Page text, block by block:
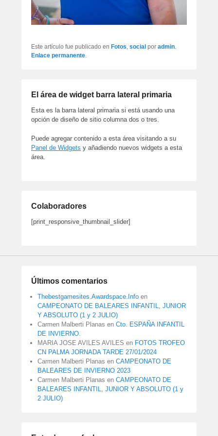
Este artículo fue publicado en Fotos social por admin
Enlace permanente
El área de widget barra lateral primaria
Esta es la barra lateral primaria si está usando una
opción de diseño de sitio columna dos o tres.
Puede agregar contenido a esta área visitando a su
Panel de Widgets y añadiendo nuevos widgets a esta
área.
Colaboradores
[print_responsive_thumbnail_slider]
Últimos comentarios
Thebestgamesites.Awardspace.Info en
CAMPEONATO DE BALEARES INFANTIL, JUNIOR
Y ABSOLUTO (1 y 2 JULIO)
Carmen Malberti Planas en Cto. ESPAÑA INFANTIL
DE INVIERNO.
MARIA JOSE AVILES AVILES en FOTOS TROFEO
CN PALMA JORNADA TARDE 27/01/2024
Carmen Malberti Planas en CAMPEONATO DE
BALEARES DE INVIERNO 2023
Carmen Malberti Planas en CAMPEONATO DE
BALEARES INFANTIL, JUNIOR Y ABSOLUTO (1 y
2 JULIO)